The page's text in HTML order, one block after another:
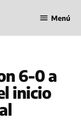
Menú
6-0 a
inicio